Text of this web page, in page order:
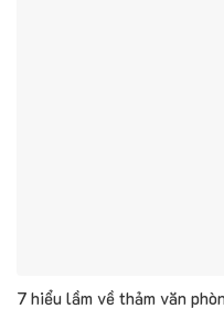
7 hiểu lầm về thảm văn